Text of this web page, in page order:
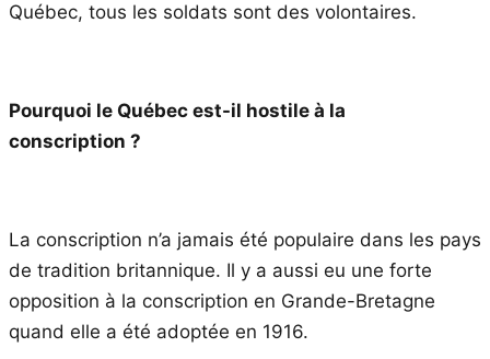
Québec, tous les soldats sont des volontaires.
Pourquoi le Québec est-il hostile à la
conscription ?
La conscription n’a jamais été populaire dans les pays
de tradition britannique. Il y a aussi eu une forte
opposition à la conscription en Grande-Bretagne
quand elle a été adoptée en 1916.